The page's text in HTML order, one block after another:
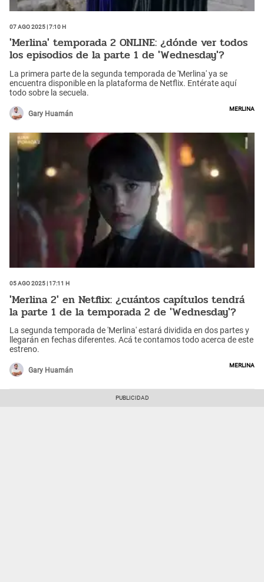
07 Ago 2025 | 7:10 h
'Merlina' temporada 2 ONLINE: ¿dónde ver todos
los episodios de la parte 1 de 'Wednesday'?
La primera parte de la segunda temporada de 'Merlina' ya se
encuentra disponible en la plataforma de Netflix. Entérate aquí
todo sobre la secuela.
Gary Huamán
Merlina
05 Ago 2025 | 17:11 h
'Merlina 2' en Netflix: ¿cuántos capítulos tendrá
la parte 1 de la temporada 2 de 'Wednesday'?
La segunda temporada de 'Merlina' estará dividida en dos partes y
llegarán en fechas diferentes. Acá te contamos todo acerca de este
estreno.
Gary Huamán
Merlina